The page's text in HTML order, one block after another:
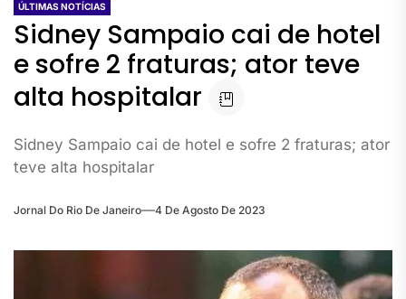
ÚLTIMAS NOTÍCIAS
Sidney Sampaio cai de hotel
e sofre 2 fraturas; ator teve
alta hospitalar
Sidney Sampaio cai de hotel e sofre 2 fraturas; ator
teve alta hospitalar
Jornal Do Rio De Janeiro 4 De Agosto De 2023